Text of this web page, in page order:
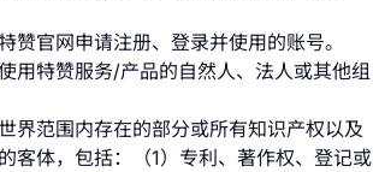
赞官网申请注册、登录并使用的账号。
用特赞服务/产品的自然人、法人或其他组
界范围内存在的部分或所有知识产权以及
客体，包括：（1）专利、著作权、登记或